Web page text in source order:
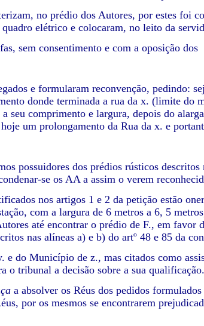
no prédio dos Autores, por estes foi
elétrico e colocaram, no leito da
sem consentimento e com a oposição dos
e formularam reconvenção, pedindo:
donde terminada a rua da x. (limite do
seu comprimento e largura, depois do
um prolongamento da Rua da x. e
possuidores dos prédios rústicos
se os AA a assim o verem
nos artigos 1 e 2 da petição estão
com a largura de 6 metros a 6, 5
até encontrar o prédio de F., em favor
nas alíneas a) e b) do artº 48 e 85 da
do Município de z., mas citados como
o tribunal a decisão sobre a sua qualificação.
a absolver os Réus dos pedidos
por os mesmos se encontrarem